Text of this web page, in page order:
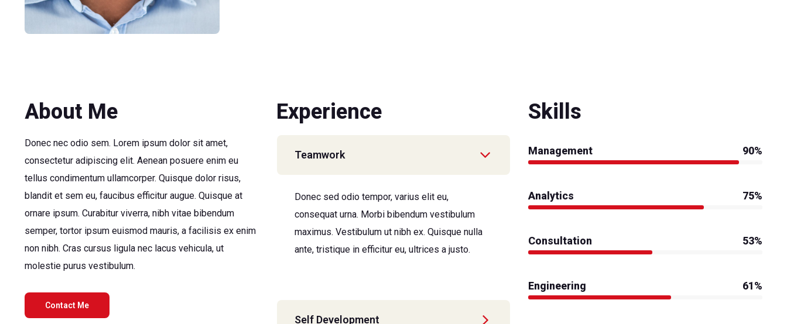
About Me
Donec nec odio sem. Lorem ipsum dolor sit amet,
consectetur adipiscing elit. Aenean posuere enim eu
tellus condimentum ullamcorper. Quisque dolor risus,
blandit et sem eu, faucibus efficitur augue. Quisque at
ornare ipsum. Curabitur viverra, nibh vitae bibendum
semper, tortor ipsum euismod mauris, a facilisis ex enim
non nibh. Cras cursus ligula nec lacus vehicula, ut
molestie purus vestibulum.
Contact Me
Experience
Teamwork
Donec sed odio tempor, varius elit eu,
consequat urna. Morbi bibendum vestibulum
maximus. Vestibulum ut nibh ex. Quisque nulla
ante, tristique in efficitur eu, ultrices a justo.
Self Development
Skills
Management 90%
Analytics 75%
Consultation 53%
Engineering 61%